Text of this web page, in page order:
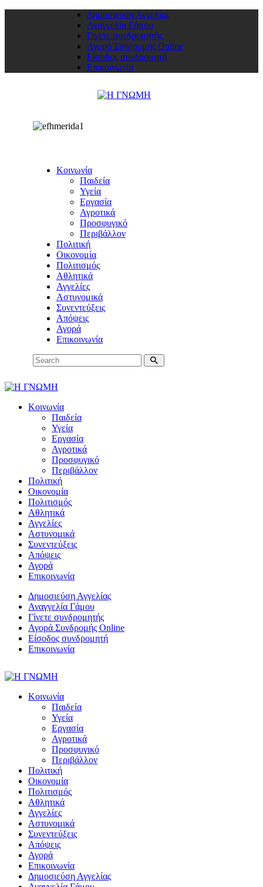
Δημοσιεύση Αγγελίας
Αναγγελία Γάμου
Γίνετε συνδρομητής
Αγορά Συνδρομής Online
Είσοδος συνδρομητή
Επικοινωνία
Κοινωνία
Παιδεία
Υγεία
Εργασία
Αγροτικά
Προσφυγικό
Περιβάλλον
Πολιτική
Οικονομία
Πολιτισμός
Αθλητικά
Αγγελίες
Αστυνομικά
Συνεντεύξεις
Απόψεις
Αγορά
Επικοινωνία
Κοινωνία
Παιδεία
Υγεία
Εργασία
Αγροτικά
Προσφυγικό
Περιβάλλον
Πολιτική
Οικονομία
Πολιτισμός
Αθλητικά
Αγγελίες
Αστυνομικά
Συνεντεύξεις
Απόψεις
Αγορά
Επικοινωνία
Δημοσιεύση Αγγελίας
Αναγγελία Γάμου
Γίνετε συνδρομητής
Αγορά Συνδρομής Online
Είσοδος συνδρομητή
Επικοινωνία
Κοινωνία
Παιδεία
Υγεία
Εργασία
Αγροτικά
Προσφυγικό
Περιβάλλον
Πολιτική
Οικονομία
Πολιτισμός
Αθλητικά
Αγγελίες
Αστυνομικά
Συνεντεύξεις
Απόψεις
Αγορά
Επικοινωνία
Δημοσιεύση Αγγελίας